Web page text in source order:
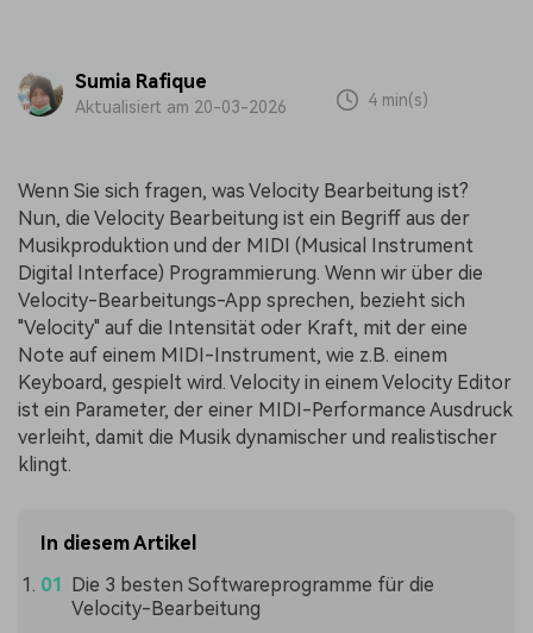
Sumia Rafique
Aktualisiert am 20-03-2026 4 min(s)
Wenn Sie sich fragen, was Velocity Bearbeitung ist?
Nun, die Velocity Bearbeitung ist ein Begriff aus der
Musikproduktion und der MIDI (Musical Instrument
Digital Interface) Programmierung. Wenn wir über die
Velocity-Bearbeitungs-App sprechen, bezieht sich
"Velocity" auf die Intensität oder Kraft, mit der eine
Note auf einem MIDI-Instrument, wie z.B. einem
Keyboard, gespielt wird. Velocity in einem Velocity Editor
ist ein Parameter, der einer MIDI-Performance Ausdruck
verleiht, damit die Musik dynamischer und realistischer
klingt.
In diesem Artikel
Die 3 besten Softwareprogramme für die
Velocity-Bearbeitung